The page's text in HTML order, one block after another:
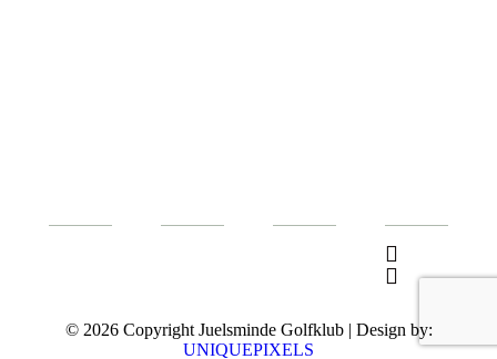
© 2026 Copyright Juelsminde Golfklub | Design by:
UNIQUEPIXELS